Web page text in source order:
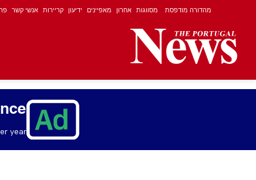
מהדורה מודפסת מסווגות אחרון מאפיינים ידיעון קריירות אנשי קשר
year.